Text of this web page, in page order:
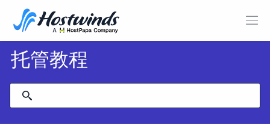
托管教程